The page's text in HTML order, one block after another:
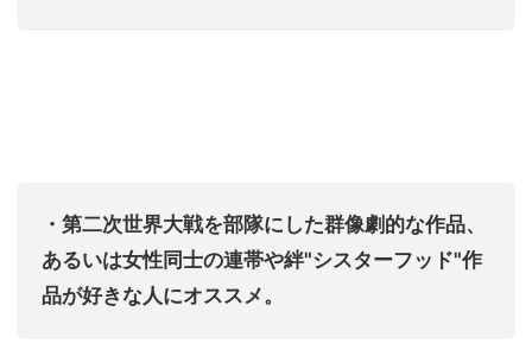
・第二次世界大戦を部隊にした群像劇的な作品、
あるいは女性同士の連帯や絆"シスターフッド"作
品が好きな人にオススメ。